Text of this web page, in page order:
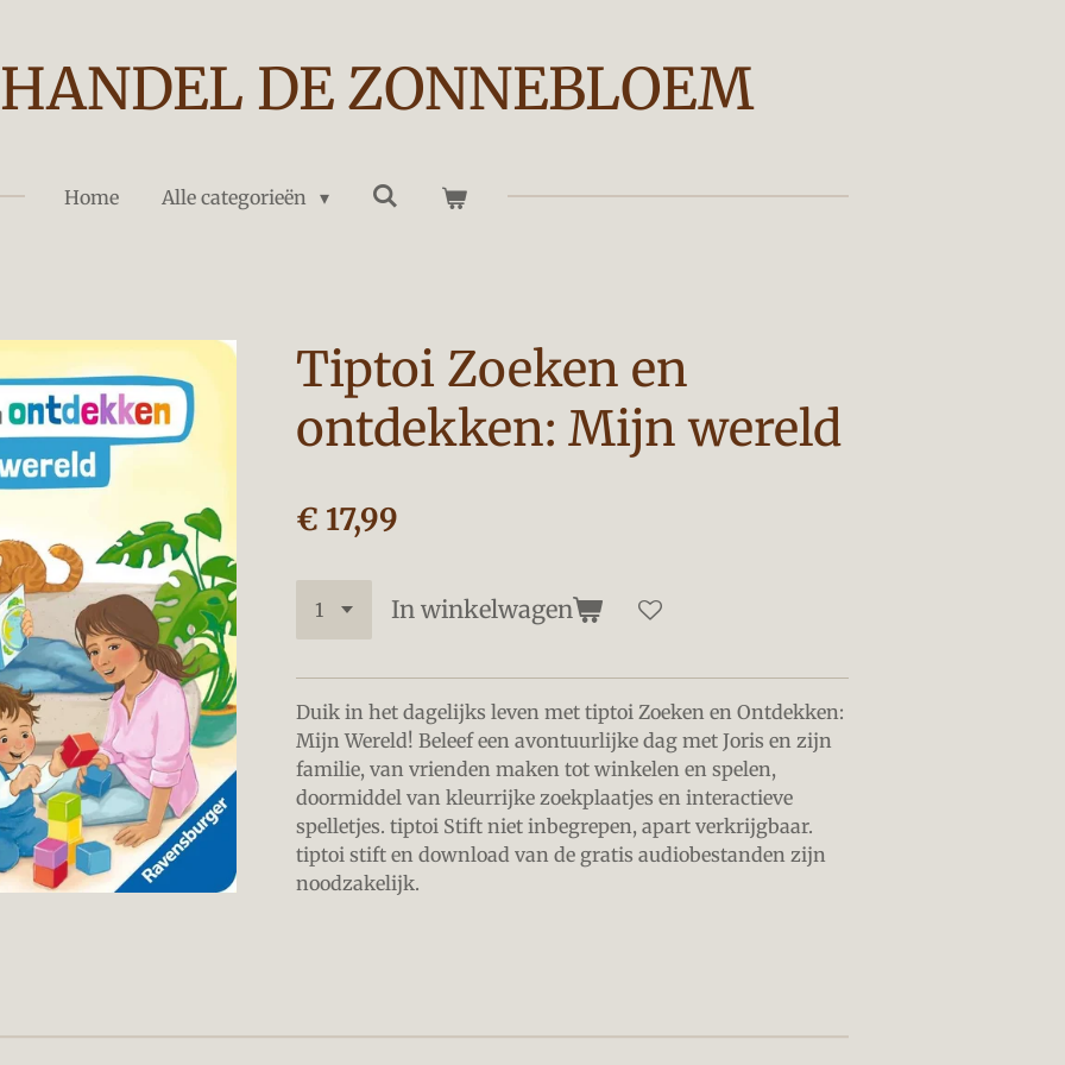
DE ZONNEBLOEM
Home Alle categorieën
Tiptoi Zoeken en
ontdekken: Mijn wereld
€ 17,99
In winkelwagen
Duik in het dagelijks leven met tiptoi Zoeken en Ontdekken:
Mijn Wereld! Beleef een avontuurlijke dag met Joris en zijn
familie, van vrienden maken tot winkelen en spelen,
doormiddel van kleurrijke zoekplaatjes en interactieve
spelletjes. tiptoi Stift niet inbegrepen, apart verkrijgbaar.
tiptoi stift en download van de gratis audiobestanden zijn
noodzakelijk.